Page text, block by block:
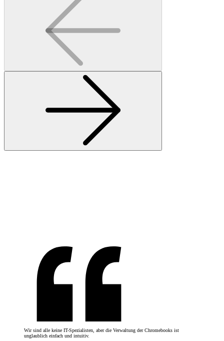
Wir sind alle keine IT-Spezialisten, aber die Verwaltung der Chromebooks ist
unglaublich einfach und intuitiv.